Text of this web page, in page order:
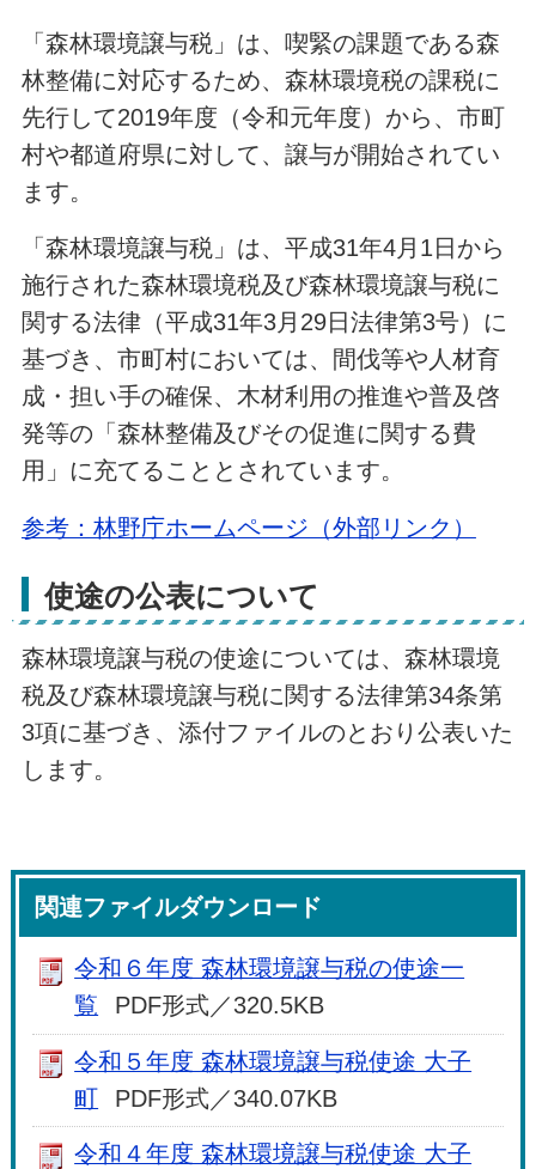
「森林環境譲与税」は、喫緊の課題である森
林整備に対応するため、森林環境税の課税に
先行して2019年度（令和元年度）から、市町
村や都道府県に対して、譲与が開始されてい
ます。
「森林環境譲与税」は、平成31年4月1日から
施行された森林環境税及び森林環境譲与税に
関する法律（平成31年3月29日法律第3号）に
基づき、市町村においては、間伐等や人材育
成・担い手の確保、木材利用の推進や普及啓
発等の「森林整備及びその促進に関する費
用」に充てることとされています。
参考：林野庁ホームページ（外部リンク）
使途の公表について
森林環境譲与税の使途については、森林環境
税及び森林環境譲与税に関する法律第34条第
3項に基づき、添付ファイルのとおり公表いた
します。
関連ファイルダウンロード
令和６年度 森林環境譲与税の使途一
覧
PDF形式／320.5KB
令和５年度 森林環境譲与税使途 大子
町
PDF形式／340.07KB
令和４年度 森林環境譲与税使途 大子